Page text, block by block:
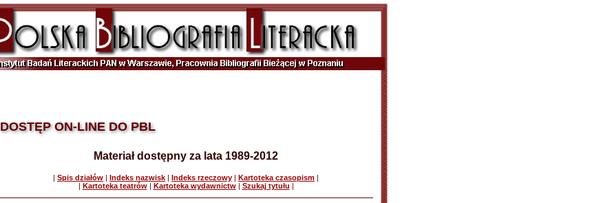
DOSTĘP ON-LINE DO PBL
Materiał dostępny za lata 1989-2012
| Spis działów | Indeks nazwisk | Indeks rzeczowy | Kartoteka czasopism |
| Kartoteka teatrów| Kartoteka wydawnictw| Szukaj tytułu |